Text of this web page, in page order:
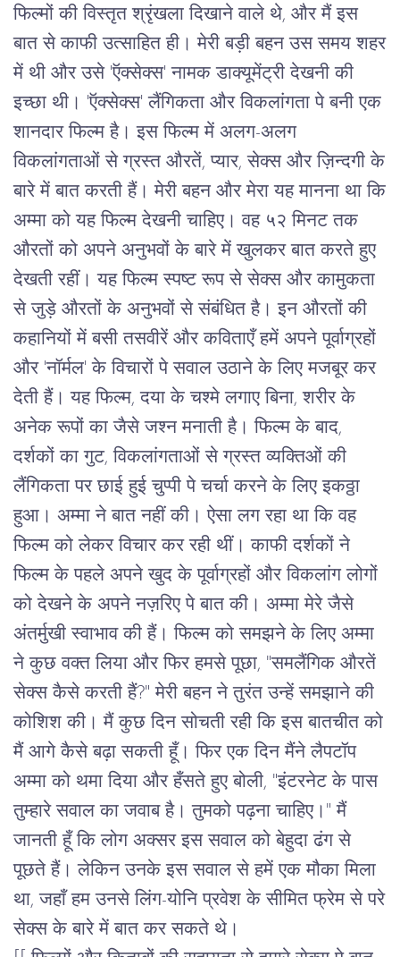
फिल्मों की विस्तृत श्रृंखला दिखाने वाले थे, और मैं इस
बात से काफी उत्साहित ही। मेरी बड़ी बहन उस समय शहर
में थी और उसे 'ऍक्सेक्स' नामक डाक्यूमेंट्री देखनी की
इच्छा थी। 'ऍक्सेक्स' लैंगिकता और विकलांगता पे बनी एक
शानदार फिल्म है। इस फिल्म में अलग-अलग
विकलांगताओं से ग्रस्त औरतें, प्यार, सेक्स और ज़िन्दगी के
बारे में बात करती हैं। मेरी बहन और मेरा यह मानना था कि
अम्मा को यह फिल्म देखनी चाहिए। वह ५२ मिनट तक
औरतों को अपने अनुभवों के बारे में खुलकर बात करते हुए
देखती रहीं। यह फिल्म स्पष्ट रूप से सेक्स और कामुकता
से जुड़े औरतों के अनुभवों से संबंधित है। इन औरतों की
कहानियों में बसी तसवीरें और कवि‍ताएँ हमें अपने पूर्वाग्रहों
और 'नॉर्मल' के विचारों पे सवाल उठाने के लिए मजबूर कर
देती हैं। यह फिल्म, दया के चश्मे लगाए बिना, शरीर के
अनेक रूपों का जैसे जश्न मनाती है। फिल्म के बाद,
दर्शकों का गुट, विकलांगताओं से ग्रस्त व्यक्तिओं की
लैंगिकता पर छाई हुई चुप्पी पे चर्चा करने के लिए इकठ्ठा
हुआ। अम्मा ने बात नहीं की। ऐसा लग रहा था कि वह
फिल्म को लेकर विचार कर रही थीं। काफी दर्शकों ने
फिल्म के पहले अपने खुद के पूर्वाग्रहों और विकलांग लोगों
को देखने के अपने नज़रिए पे बात की। अम्मा मेरे जैसे
अंतर्मुखी स्वाभाव की हैं। फिल्म को समझने के लिए अम्मा
ने कुछ वक्त लिया और फिर हमसे पूछा, "समलैंगिक औरतें
सेक्स कैसे करती हैं?" मेरी बहन ने तुरंत उन्हें समझाने की
कोशिश की। मैं कुछ दिन सोचती रही कि इस बातचीत को
मैं आगे कैसे बढ़ा सकती हूँ। फिर एक दिन मैंने लैपटॉप
अम्मा को थमा दिया और हँसते हुए बोली, "इंटरनेट के पास
तुम्हारे सवाल का जवाब है। तुमको पढ़ना चाहिए।" मैं
जानती हूँ कि लोग अक्सर इस सवाल को बेहुदा ढंग से
पूछते हैं। लेकिन उनके इस सवाल से हमें एक मौका मिला
था, जहाँ हम उनसे लिंग-योनि प्रवेश के सीमित फ्रेम से परे
सेक्स के बारे में बात कर सकते थे।